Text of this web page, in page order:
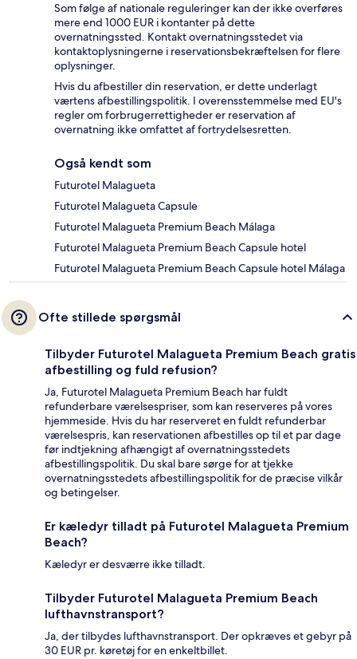
Som følge af nationale reguleringer kan der ikke overføres
mere end 1000 EUR i kontanter på dette
overnatningssted. Kontakt overnatningsstedet via
kontaktoplysningerne i reservationsbekræftelsen for flere
oplysninger.
Hvis du afbestiller din reservation, er dette underlagt
værtens afbestillingspolitik. I overensstemmelse med EU's
regler om forbrugerrettigheder er reservation af
overnatning ikke omfattet af fortrydelsesretten.
Også kendt som
Futurotel Malagueta
Futurotel Malagueta Capsule
Futurotel Malagueta Premium Beach Málaga
Futurotel Malagueta Premium Beach Capsule hotel
Futurotel Malagueta Premium Beach Capsule hotel Málaga
Ofte stillede spørgsmål
Tilbyder Futurotel Malagueta Premium Beach gratis
afbestilling og fuld refusion?
Ja, Futurotel Malagueta Premium Beach har fuldt
refunderbare værelsespriser, som kan reserveres på vores
hjemmeside. Hvis du har reserveret en fuldt refunderbar
værelsespris, kan reservationen afbestilles op til et par dage
før indtjekning afhængigt af overnatningsstedets
afbestillingspolitik. Du skal bare sørge for at tjekke
overnatningsstedets afbestillingspolitik for de præcise vilkår
og betingelser.
Er kæledyr tilladt på Futurotel Malagueta Premium
Beach?
Kæledyr er desværre ikke tilladt.
Tilbyder Futurotel Malagueta Premium Beach
lufthavnstransport?
Ja, der tilbydes lufthavnstransport. Der opkræves et gebyr på
30 EUR pr. køretøj for en enkeltbillet.